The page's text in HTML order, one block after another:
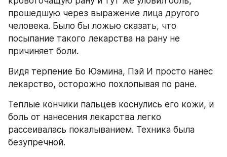
прошедшую через выражение лица другого
человека. Было бы ложью сказать, что
посыпание такого лекарства на рану не
причиняет боли.
Видя терпение Бо Юэмина, Пэй И просто нанес
лекарство, осторожно похлопывая по ране.
Теплые кончики пальцев коснулись его кожи, и
боль от нанесения лекарства легко
рассеивалась покалыванием. Техника была
безупречной.